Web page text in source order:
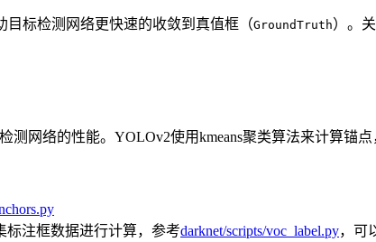
目标检测网络更快速的收敛到真值框（GroundTruth）。
测网络的性能。YOLOv2使用kmeans聚类算法来计算锚
标注框数据进行计算，参考darknet/scripts/voc_label.py，可